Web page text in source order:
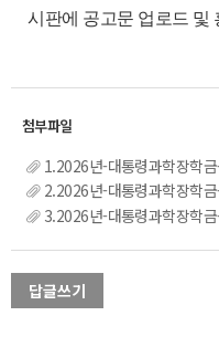
시판에 공고문 업로드 및
1.2026년-대통령과학장학
2.2026년-대통령과학장학
3.2026년-대통령과학장학
답글쓰기